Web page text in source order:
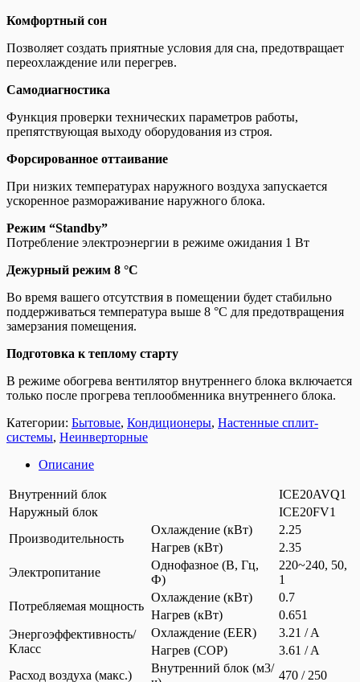
Комфортный сон
Позволяет создать приятные условия для сна, предотвращает
переохлаждение или перегрев.
Самодиагностика
Функция проверки технических параметров работы,
препятствующая выходу оборудования из строя.
Форсированное оттаивание
При низких температурах наружного воздуха запускается
ускоренное размораживание наружного блока.
Режим “Standby”
Потребление электроэнергии в режиме ожидания 1 Вт
Дежурный режим 8 °C
Во время вашего отсутствия в помещении будет стабильно
поддерживаться температура выше 8 °C для предотвращения
замерзания помещения.
Подготовка к теплому старту
В режиме обогрева вентилятор внутреннего блока включается
только после прогрева теплообменника внутреннего блока.
Категории: Бытовые, Кондиционеры, Настенные сплит-
системы, Неинверторные
Описание
Внутренний блок
ICE20AVQ1
Наружный блок
ICE20FV1
Производительность
Охлаждение (кВт)
2.25
Нагрев (кВт)
2.35
Электропитание
Однофазное (В, Гц,
Ф)
220~240, 50,
1
Потребляемая мощность
Охлаждение (кВт)
0.7
Нагрев (кВт)
0.651
Энергоэффективность/
Класс
Охлаждение (EER)
3.21 / A
Нагрев (COP)
3.61 / A
Расход воздуха (макс.)
Внутренний блок (м3/
470 / 250